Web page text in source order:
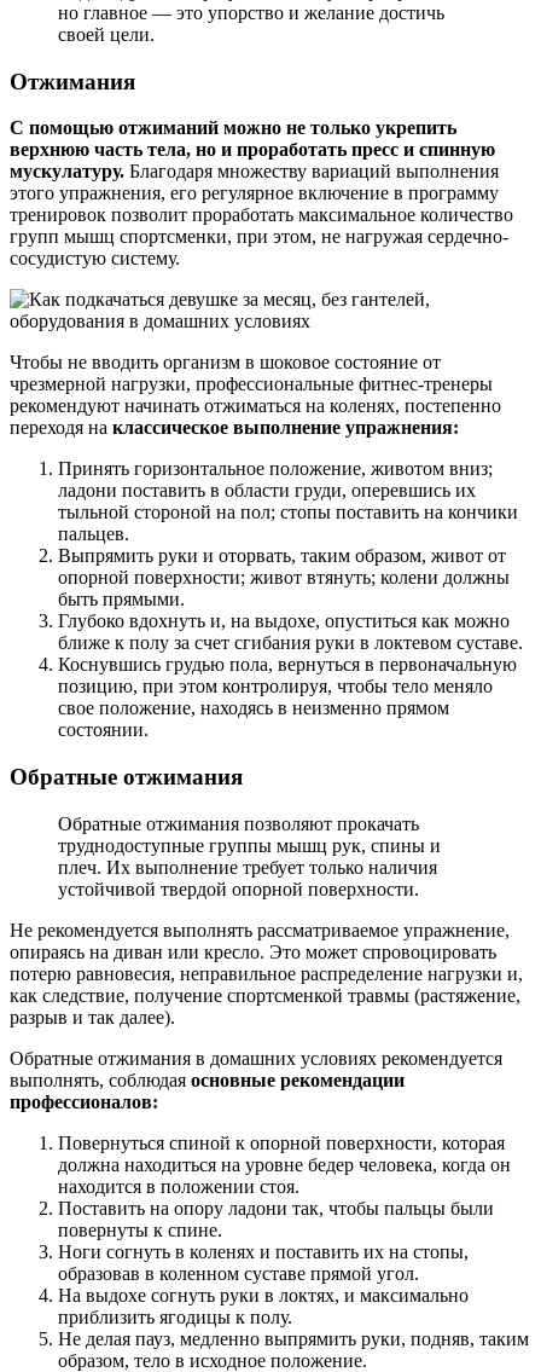
но главное — это упорство и желание достичь
своей цели.
Отжимания
С помощью отжиманий можно не только укрепить
верхнюю часть тела, но и проработать пресс и спинную
мускулатуру. Благодаря множеству вариаций выполнения
этого упражнения, его регулярное включение в программу
тренировок позволит проработать максимальное количество
групп мышц спортсменки, при этом, не нагружая сердечно-
сосудистую систему.
Чтобы не вводить организм в шоковое состояние от
чрезмерной нагрузки, профессиональные фитнес-тренеры
рекомендуют начинать отжиматься на коленях, постепенно
переходя на классическое выполнение упражнения:
Принять горизонтальное положение, животом вниз;
ладони поставить в области груди, оперевшись их
тыльной стороной на пол; стопы поставить на кончики
пальцев.
Выпрямить руки и оторвать, таким образом, живот от
опорной поверхности; живот втянуть; колени должны
быть прямыми.
Глубоко вдохнуть и, на выдохе, опуститься как можно
ближе к полу за счет сгибания руки в локтевом суставе.
Коснувшись грудью пола, вернуться в первоначальную
позицию, при этом контролируя, чтобы тело меняло
свое положение, находясь в неизменно прямом
состоянии.
Обратные отжимания
Обратные отжимания позволяют прокачать
труднодоступные группы мышц рук, спины и
плеч. Их выполнение требует только наличия
устойчивой твердой опорной поверхности.
Не рекомендуется выполнять рассматриваемое упражнение,
опираясь на диван или кресло. Это может спровоцировать
потерю равновесия, неправильное распределение нагрузки и,
как следствие, получение спортсменкой травмы (растяжение,
разрыв и так далее).
Обратные отжимания в домашних условиях рекомендуется
выполнять, соблюдая основные рекомендации
профессионалов:
Повернуться спиной к опорной поверхности, которая
должна находиться на уровне бедер человека, когда он
находится в положении стоя.
Поставить на опору ладони так, чтобы пальцы были
повернуты к спине.
Ноги согнуть в коленях и поставить их на стопы,
образовав в коленном суставе прямой угол.
На выдохе согнуть руки в локтях, и максимально
приблизить ягодицы к полу.
Не делая пауз, медленно выпрямить руки, подняв, таким
образом, тело в исходное положение.